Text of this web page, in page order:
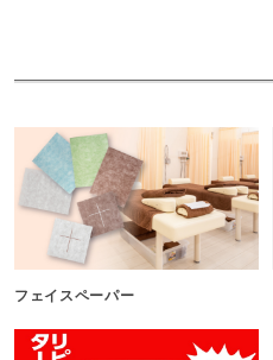
フェイスペーパー